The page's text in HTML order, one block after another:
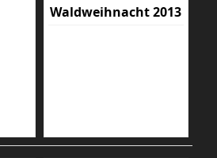
Waldweihnacht 2013